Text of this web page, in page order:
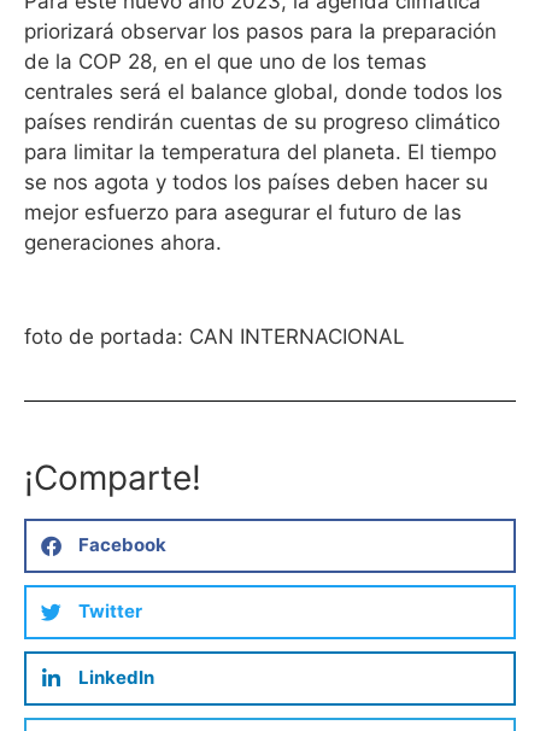
priorizará observar los pasos para la preparación
de la COP 28, en el que uno de los temas
centrales será el balance global, donde todos los
países rendirán cuentas de su progreso climático
para limitar la temperatura del planeta. El tiempo
se nos agota y todos los países deben hacer su
mejor esfuerzo para asegurar el futuro de las
generaciones ahora.
foto de portada: CAN INTERNACIONAL
¡Comparte!
Facebook
Twitter
LinkedIn